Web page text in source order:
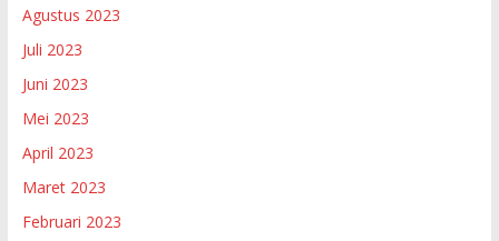
Agustus 2023
Juli 2023
Juni 2023
Mei 2023
April 2023
Maret 2023
Februari 2023